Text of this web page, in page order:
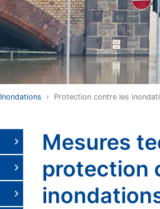
Inondations Protection contre les
Mesures
protection